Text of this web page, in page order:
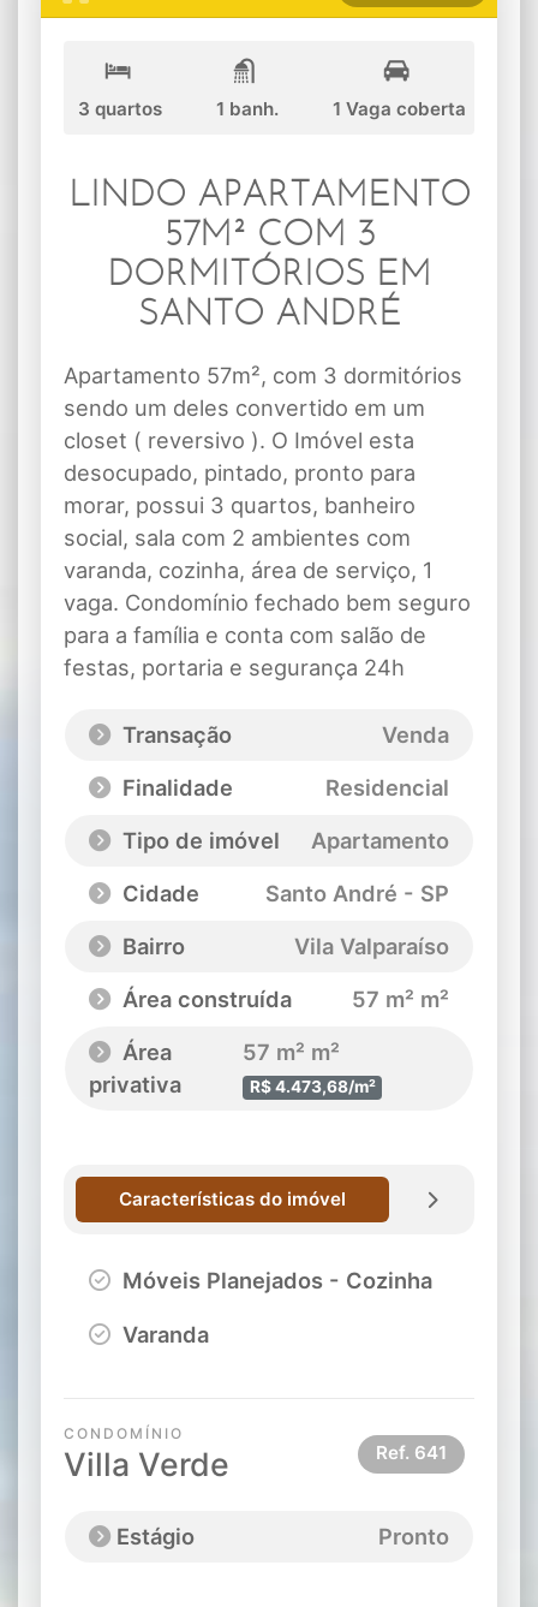
3 quartos 1 banh. 1 Vaga coberta
LINDO APARTAMENTO
57M² COM 3
DORMITÓRIOS EM
SANTO ANDRÉ
Apartamento 57m², com 3 dormitórios
sendo um deles convertido em um
closet ( reversivo ). O Imóvel esta
desocupado, pintado, pronto para
morar, possui 3 quartos, banheiro
social, sala com 2 ambientes com
varanda, cozinha, área de serviço, 1
vaga. Condomínio fechado bem seguro
para a família e conta com salão de
festas, portaria e segurança 24h
Transação
Venda
Finalidade
Residencial
Tipo de imóvel
Apartamento
Cidade
Santo André - SP
Bairro
Vila Valparaíso
Área construída
57 m² m²
Área
privativa
57 m² m²
R$ 4.473,68/m²
Características do imóvel
Móveis Planejados - Cozinha
Varanda
CONDOMÍNIO
Villa Verde Ref. 641
Estágio Pronto